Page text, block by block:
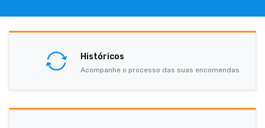
Históricos
Acompanhe o processo das suas encomendas